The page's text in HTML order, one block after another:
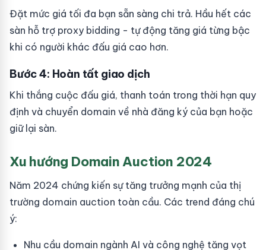
Đặt mức giá tối đa bạn sẵn sàng chi trả. Hầu hết các
sàn hỗ trợ proxy bidding - tự động tăng giá từng bậc
khi có người khác đấu giá cao hơn.
Bước 4: Hoàn tất giao dịch
Khi thắng cuộc đấu giá, thanh toán trong thời hạn quy
định và chuyển domain về nhà đăng ký của bạn hoặc
giữ lại sàn.
Xu hướng Domain Auction 2024
Năm 2024 chứng kiến sự tăng trưởng mạnh của thị
trường domain auction toàn cầu. Các trend đáng chú
ý:
Nhu cầu domain ngành AI và công nghệ tăng vọt